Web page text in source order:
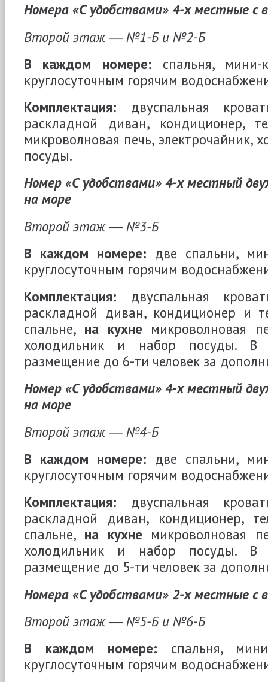
Номера «С удобствами» 4-х местные с
Второй этаж ― №1-Б и №2-Б
В каждом номере: спальня,
круглосуточным горячим
Комплектация: двуспальная
раскладной диван, кондиционер,
микроволновая печь, электрочайник,
посуды.
Номер «С удобствами» 4-х местный
на море
Второй этаж ― №3-Б
В каждом номере: две спальни,
круглосуточным горячим
Комплектация: двуспальная
раскладной диван, кондиционер и
спальне, на кухне микроволновая
холодильник и набор посуды. В
размещение до 6-ти человек за
Номер «С удобствами» 4-х местный
на море
Второй этаж ― №4-Б
В каждом номере: две спальни,
круглосуточным горячим
Комплектация: двуспальная
раскладной диван, кондиционер,
спальне, на кухне микроволновая
холодильник и набор посуды. В
размещение до 5-ти человек за
Номера «С удобствами» 2-х местные с
Второй этаж ― №5-Б и №6-Б
В каждом номере: спальня,
круглосуточным горячим